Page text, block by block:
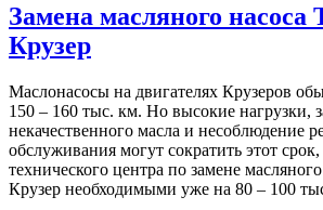
Замена масляного насоса
Крузер
Маслонасосы на двигателях Крузеров
150 – 160 тыс. км. Но высокие нагрузки,
некачественного масла и несоблюдение
обслуживания могут сократить этот срок,
технического центра по замене
Крузер необходимыми уже на 80 – 100